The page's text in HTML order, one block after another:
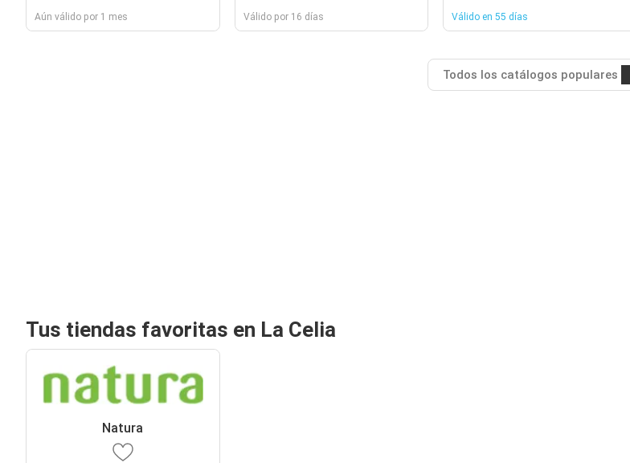
Aún válido por 1 mes Válido por 16 días Válido en 55 días
Todos los catálogos populares
Tus tiendas favoritas en La Celia
Natura